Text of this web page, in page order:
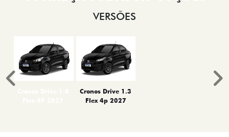
VERSÕES
Cronos Drive 1.3
Flex 4p 2027
Anterior